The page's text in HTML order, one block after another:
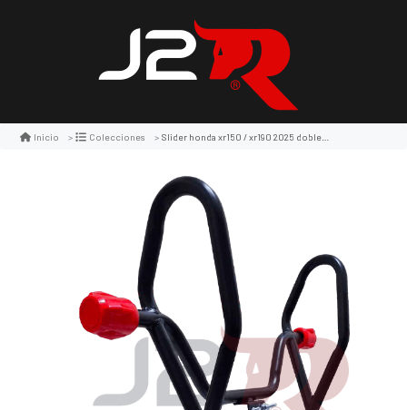
Inicio Colecciones Slider honda xr150 / xr190 2025 doble tope -lm